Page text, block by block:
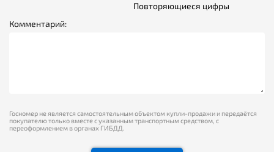
Повторяющиеся цифры
Комментарий:
Госномер не является самостоятельным объектом купли-продажи и передаётся
покупателю только вместе с указанным транспортным средством, с
переоформлением в органах ГИБДД.